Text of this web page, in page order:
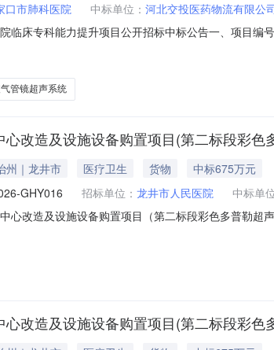
口市肺科医院 中标单位： 河北交投医药物流有限公
临床专科能力提升项目公开招标中标公告一、项目
单价中标金额下浮率费率优惠率优惠产品简要描述信
管镜超声系统
改造及设施设备购置项目(第二标段彩色
州｜龙井市 医疗卫生 货物
中标675万元
GHY016 招标单位： 龙井市人民医院 中标单
心改造及设施设备购置项目（第二标段彩色多普勒
甲方）:龙井市人民医院中标（成交）供应商（乙方
改造及设施设备购置项目(第二标段彩色